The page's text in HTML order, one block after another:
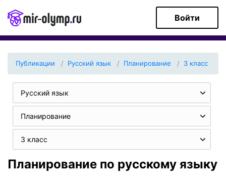
Войти
Публикации Русский язык Планирование 3 класс
Русский язык
Планирование
3 класс
Планирование по русскому языку